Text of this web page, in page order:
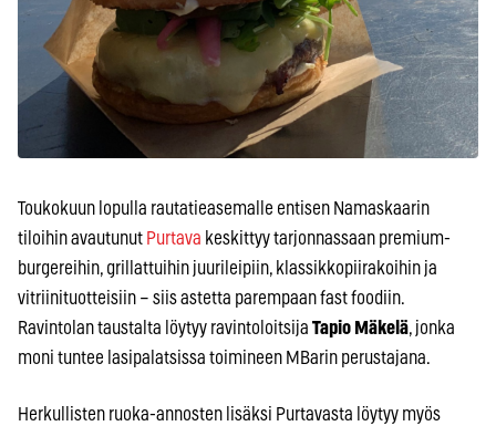
Toukokuun lopulla rautatieasemalle entisen Namaskaarin
tiloihin avautunut Purtava keskittyy tarjonnassaan premium-
burgereihin, grillattuihin juurileipiin, klassikkopiirakoihin ja
vitriinituotteisiin – siis astetta parempaan fast foodiin.
Ravintolan taustalta löytyy ravintoloitsija Tapio Mäkelä, jonka
moni tuntee lasipalatsissa toimineen MBarin perustajana.
Herkullisten ruoka-annosten lisäksi Purtavasta löytyy myös